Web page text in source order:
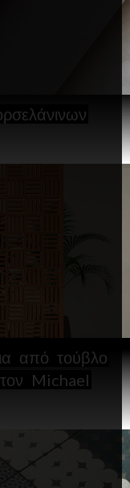
από τούβλο
τον Michael